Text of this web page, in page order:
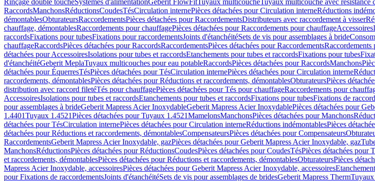
Rinçage double toucheSystèmes d'alimentationGeberit FlowFitTuyaux multicoucheTuyaux multicouche avec résistance
RaccordsManchonsRéductionsCoudesTésCirculation internePièces détachées pour Circulation interneRéductions
démontablesObturateursRaccordementsPièces détachées pour RaccordementsDistributeurs avec raccordement à visser
chauffage, démontablesRaccordements pour chauffagePièces détachées pour Raccordements pour chauffageAccessoires
raccordsFixations pour tubesFixations pour raccordementsJoints d'étanchéitéSets de vis pour assemblages à bride
chauffageRaccordsPièces détachées pour RaccordsRaccordementsPièces détachées pour RaccordementsRaccordements
détachées pour AccessoiresIsolations pour tubes et raccordsEtanchements pour tubes et raccordsFixations pour tubes
d'étanchéitéGeberit MeplaTuyaux multicouches pour eau potableRaccordsPièces détachées pour RaccordsManchons
détachées pour ÉquerresTésPièces détachées pour TésCirculation internePièces détachées pour Circulation interne
raccordements, démontablesPièces détachées pour Réductions et raccordements, démontablesObturateursPièces
distribution avec raccord filetéTés pour chauffagePièces détachées pour Tés pour chauffageRaccordements pour
AccessoiresIsolations pour tubes et raccordsEtanchements pour tubes et raccordsFixations pour tubesFixations de
pour assemblages à brideGeberit Mapress Acier InoxydableGeberit Mapress Acier InoxydablePièces détachées pour
1.4401Tuyaux 1.4521Pièces détachées pour Tuyaux 1.4521MamelonsManchonsPièces détachées pour Manchons
détachées pour TésCirculation internePièces détachées pour Circulation interneRéductions indémontablesPièces
détachées pour Réductions et raccordements, démontablesCompensateursPièces détachées pour Compensateurs
RaccordementsGeberit Mapress Acier Inoxydable, gazPièces détachées pour Geberit Mapress Acier Inoxydable, gaz
ManchonsRéductionsPièces détachées pour RéductionsCoudesPièces détachées pour CoudesTésPièces détachées pour
et raccordements, démontablesPièces détachées pour Réductions et raccordements, démontablesObturateursPièces
Mapress Acier Inoxydable, accessoiresPièces détachées pour Geberit Mapress Acier Inoxydable, accessoires
pour Fixations de raccordementsJoints d'étanchéitéSets de vis pour assemblages de bridesGeberit Mapress Therm